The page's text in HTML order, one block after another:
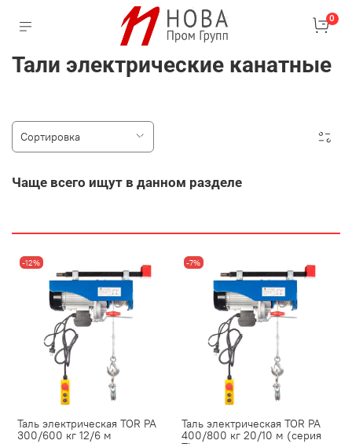
0
Тали электрические канатные
Чаще всего ищут в данном разделе
-12%
Таль электрическая TOR PA
300/600 кг 12/6 м
-7%
Таль электрическая TOR PA
400/800 кг 20/10 м (серия